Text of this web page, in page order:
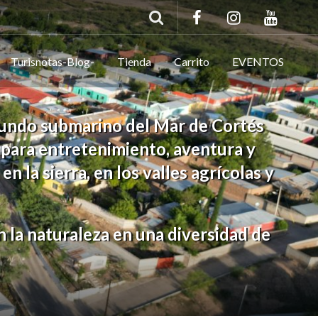
Turisnotas-Blog- Tienda Carrito EVENTOS
submarino del Mar de Cortés
entretenimiento, aventura y
la sierra, en los valles agrícolas y
naturaleza en una diversidad de